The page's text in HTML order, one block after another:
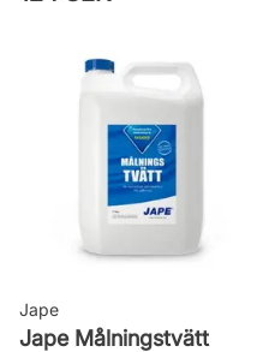
Jape
Jape Målningstvätt